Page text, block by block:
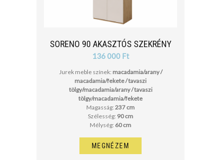
SORENO 90 AKASZTÓS SZEKRÉNY
136 000 Ft
Jurek meble színek: macadamia/arany /
macadamia/fekete / tavaszi
tölgy/macadamia/arany / tavaszi
tölgy/macadamia/fekete
Magasság: 237 cm
Szélesség: 90 cm
Mélység: 60 cm
MEGNÉZEM